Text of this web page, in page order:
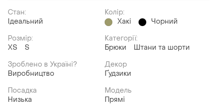
Стан:
Ідеальний
Колір:
Хакі
Чорний
Розмір:
ХS
S
Категорії:
Брюки
Штани та шорти
Зроблено в Україні?
Виробництво
Декор
Ґудзики
Посадка
Низька
Модель
Прямі